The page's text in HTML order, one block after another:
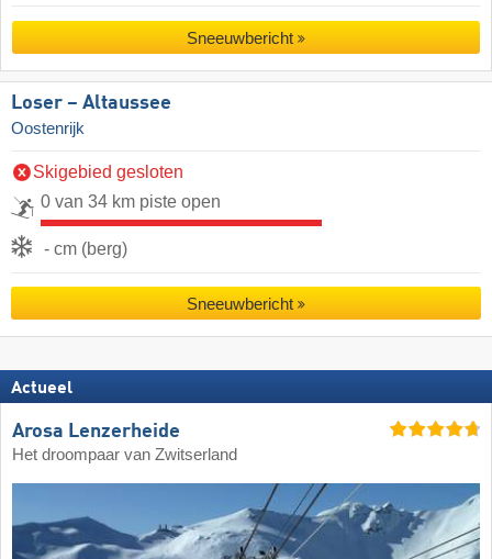
Sneeuwbericht
Loser – Altaussee
Oostenrijk
Skigebied gesloten
0 van 34 km piste open
- cm (berg)
Sneeuwbericht
Actueel
Arosa Lenzerheide
Het droompaar van Zwitserland